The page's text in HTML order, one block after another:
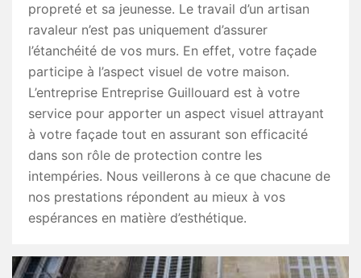
propreté et sa jeunesse. Le travail d’un artisan
ravaleur n’est pas uniquement d’assurer
l’étanchéité de vos murs. En effet, votre façade
participe à l’aspect visuel de votre maison.
L’entreprise Entreprise Guillouard est à votre
service pour apporter un aspect visuel attrayant
à votre façade tout en assurant son efficacité
dans son rôle de protection contre les
intempéries. Nous veillerons à ce que chacune de
nos prestations répondent au mieux à vos
espérances en matière d’esthétique.